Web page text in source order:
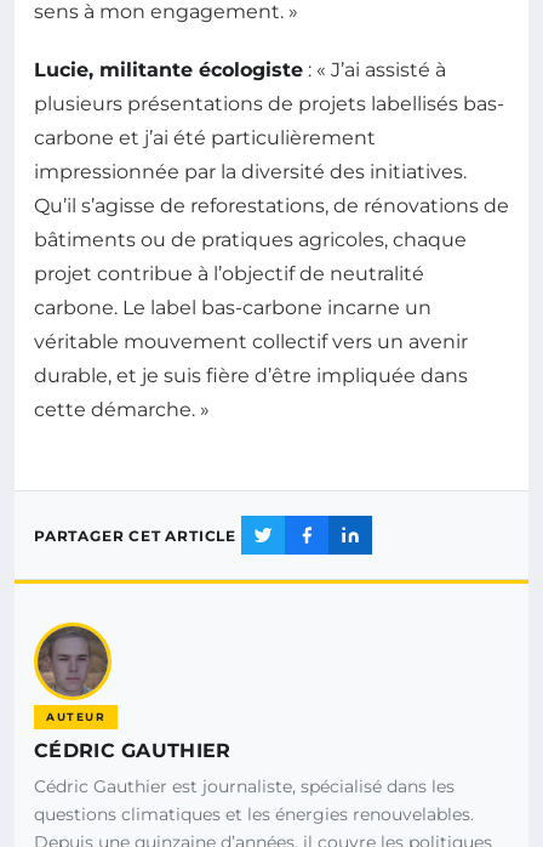
sens à mon engagement. »
Lucie, militante écologiste : « J’ai assisté à
plusieurs présentations de projets labellisés bas-
carbone et j’ai été particulièrement
impressionnée par la diversité des initiatives.
Qu’il s’agisse de reforestations, de rénovations de
bâtiments ou de pratiques agricoles, chaque
projet contribue à l’objectif de neutralité
carbone. Le label bas-carbone incarne un
véritable mouvement collectif vers un avenir
durable, et je suis fière d’être impliquée dans
cette démarche. »
PARTAGER CET ARTICLE
AUTEUR
CÉDRIC GAUTHIER
Cédric Gauthier est journaliste, spécialisé dans les
questions climatiques et les énergies renouvelables.
Depuis une quinzaine d’années, il couvre les politiques